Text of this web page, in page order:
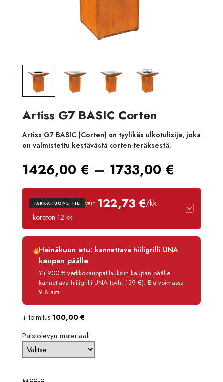
Artiss G7 BASIC Corten
Artiss G7 BASIC (Corten) on tyylikäs ulkotulisija, joka
on valmistettu kestävästä corten-teräksestä.
1426,00 € – 1733,00 €
TAKKAHUONE-TILI vain 122,73 €/kk
· koroton 12 kk
Luottoaika
12 kk
Korko
Käsittelymaksu
3,90 €/kk
Maksettava yhteensä
1 472,80 €
Heinäkuun etu: kannettava hiiligrilli UNA
kaupan päälle
Yli 900 € verkkokauppatilauksiin kaupan päälle
kannettava hiiligrilli UNA (ovh. 139 €). Etu voimassa
9.8 asti.
+ toimitus 100,00 €
Paistolevyn materiaali